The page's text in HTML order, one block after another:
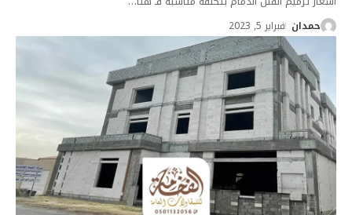
حمدان فبراير 5, 2023